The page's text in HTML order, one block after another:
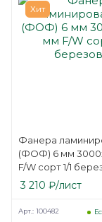
Хит
Фанера
(ФОФ) 6 мм
F/W сорт 1/1
3 210 ₽/лист
Арт.: 100482